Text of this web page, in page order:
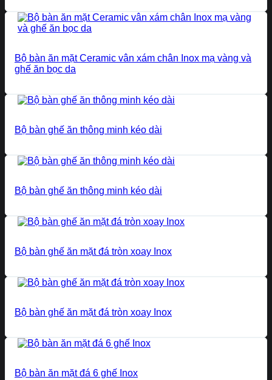
Bộ bàn ăn mặt Ceramic vân xám chân Inox mạ vàng và
ghế ăn bọc da
Bộ bàn ghế ăn thông minh kéo dài
Bộ bàn ghế ăn thông minh kéo dài
Bộ bàn ghế ăn mặt đá tròn xoay Inox
Bộ bàn ghế ăn mặt đá tròn xoay Inox
Bộ bàn ăn mặt đá 6 ghế Inox